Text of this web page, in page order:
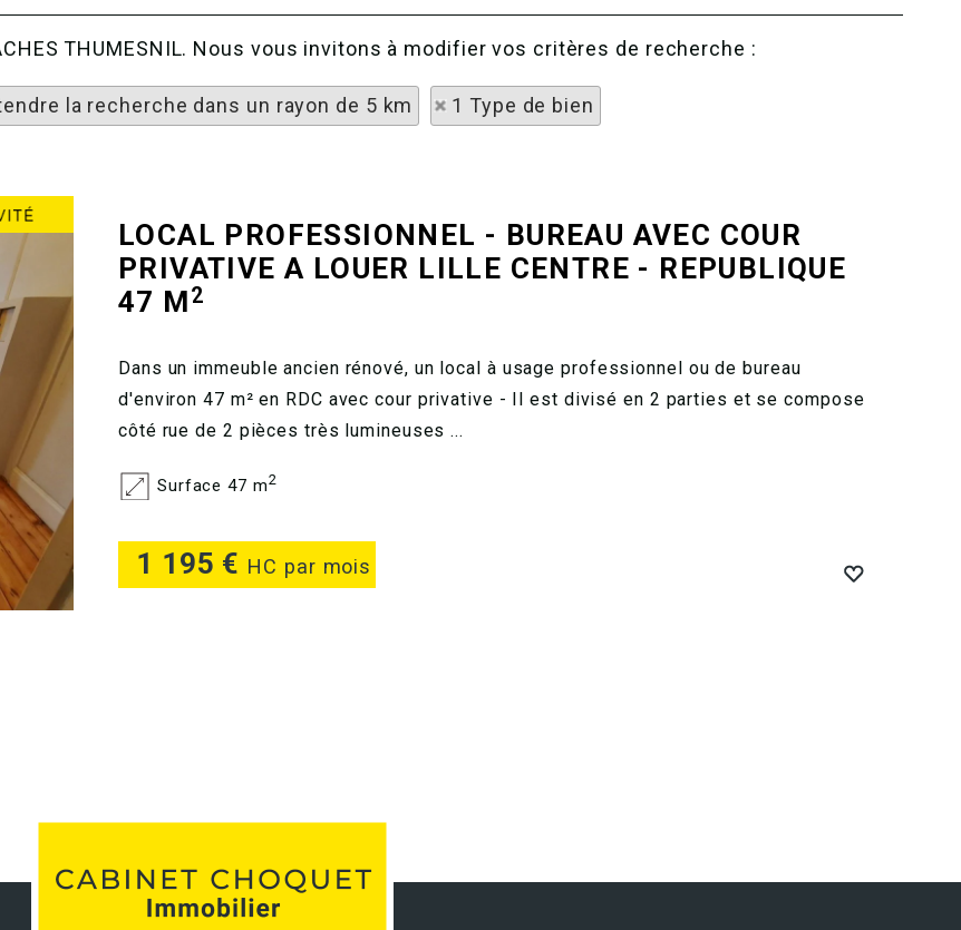
THUMESNIL. Nous vous invitons à modifier vos critères de recherche :
la recherche dans un rayon de 5 km 1 Type de bien
LOCAL PROFESSIONNEL - BUREAU AVEC COUR
PRIVATIVE A LOUER LILLE CENTRE - REPUBLIQUE
47 M2
1 195 € HC par mois
Dans un immeuble ancien rénové, un local à usage professionnel ou de bureau
d'environ 47 m² en RDC avec cour privative - Il est divisé en 2 parties et se compose
côté rue de 2 pièces très lumineuses ...
Surface 47 m2